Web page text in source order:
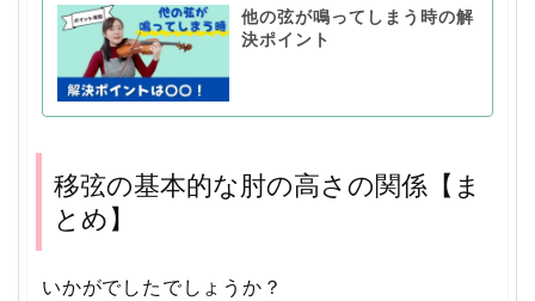
他の弦が鳴ってしまう時の解
決ポイント
移弦の基本的な肘の高さの関係【ま
とめ】
いかがでしたでしょうか？